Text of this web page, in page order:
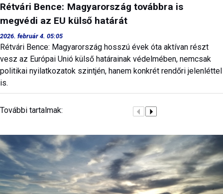
Rétvári Bence: Magyarország továbbra is
megvédi az EU külső határát
2026. február 4. 05:05
Rétvári Bence: Magyarország hosszú évek óta aktívan részt
vesz az Európai Unió külső határainak védelmében, nemcsak
politikai nyilatkozatok szintjén, hanem konkrét rendőri jelenléttel
is.
További tartalmak: